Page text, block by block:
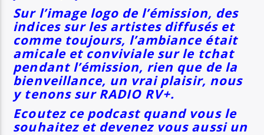
Sur l’image logo de l’émission, des
indices sur les artistes diffusés et
comme toujours, l’ambiance était
amicale et conviviale sur le tchat
pendant l’émission, rien que de la
bienveillance, un vrai plaisir, nous
y tenons sur RADIO RV+.
Ecoutez ce podcast quand vous le
souhaitez et devenez vous aussi un